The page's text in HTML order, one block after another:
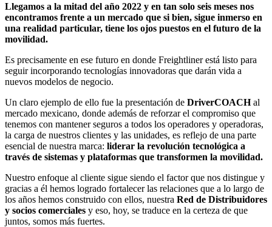
Llegamos a la mitad del año 2022 y en tan solo seis meses nos
encontramos frente a un mercado que si bien, sigue inmerso en
una realidad particular, tiene los ojos puestos en el futuro de la
movilidad.
Es precisamente en ese futuro en donde Freightliner está listo para
seguir incorporando tecnologías innovadoras que darán vida a
nuevos modelos de negocio.
Un claro ejemplo de ello fue la presentación de DriverCOACHal
mercado mexicano, donde además de reforzar el compromiso que
tenemos con mantener seguros a todos los operadores y operadoras,
la carga de nuestros clientes y las unidades, es reflejo de una parte
esencial de nuestra marca: liderar la revolución tecnológica a
través de sistemas y plataformas que transformen la movilidad.
Nuestro enfoque al cliente sigue siendo el factor que nos distingue y
gracias a él hemos logrado fortalecer las relaciones que a lo largo de
los años hemos construido con ellos, nuestra Red de Distribuidores
y socios comerciales y eso, hoy, se traduce en la certeza de que
juntos, somos más fuertes.